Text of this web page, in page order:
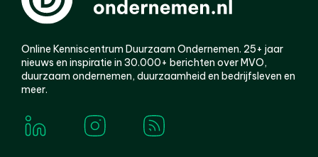
Online Kenniscentrum Duurzaam Ondernemen. 25+ jaar
nieuws en inspiratie in 30.000+ berichten over MVO,
duurzaam ondernemen, duurzaamheid en bedrijfsleven en
meer.